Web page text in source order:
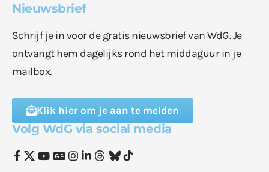
Nieuwsbrief
Schrijf je in voor de gratis nieuwsbrief van WdG. Je
ontvangt hem dagelijks rond het middaguur in je
mailbox.
Klik hier om je aan te melden
Volg WdG via social media